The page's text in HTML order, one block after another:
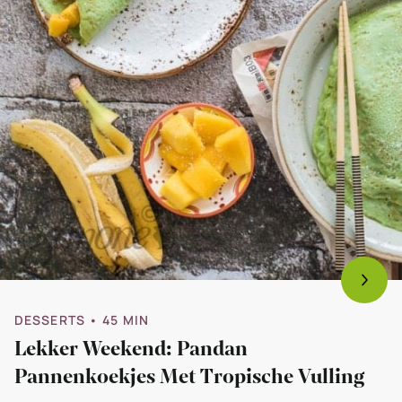
DESSERTS • 45 MIN
Lekker Weekend: Pandan
Pannenkoekjes Met Tropische Vulling